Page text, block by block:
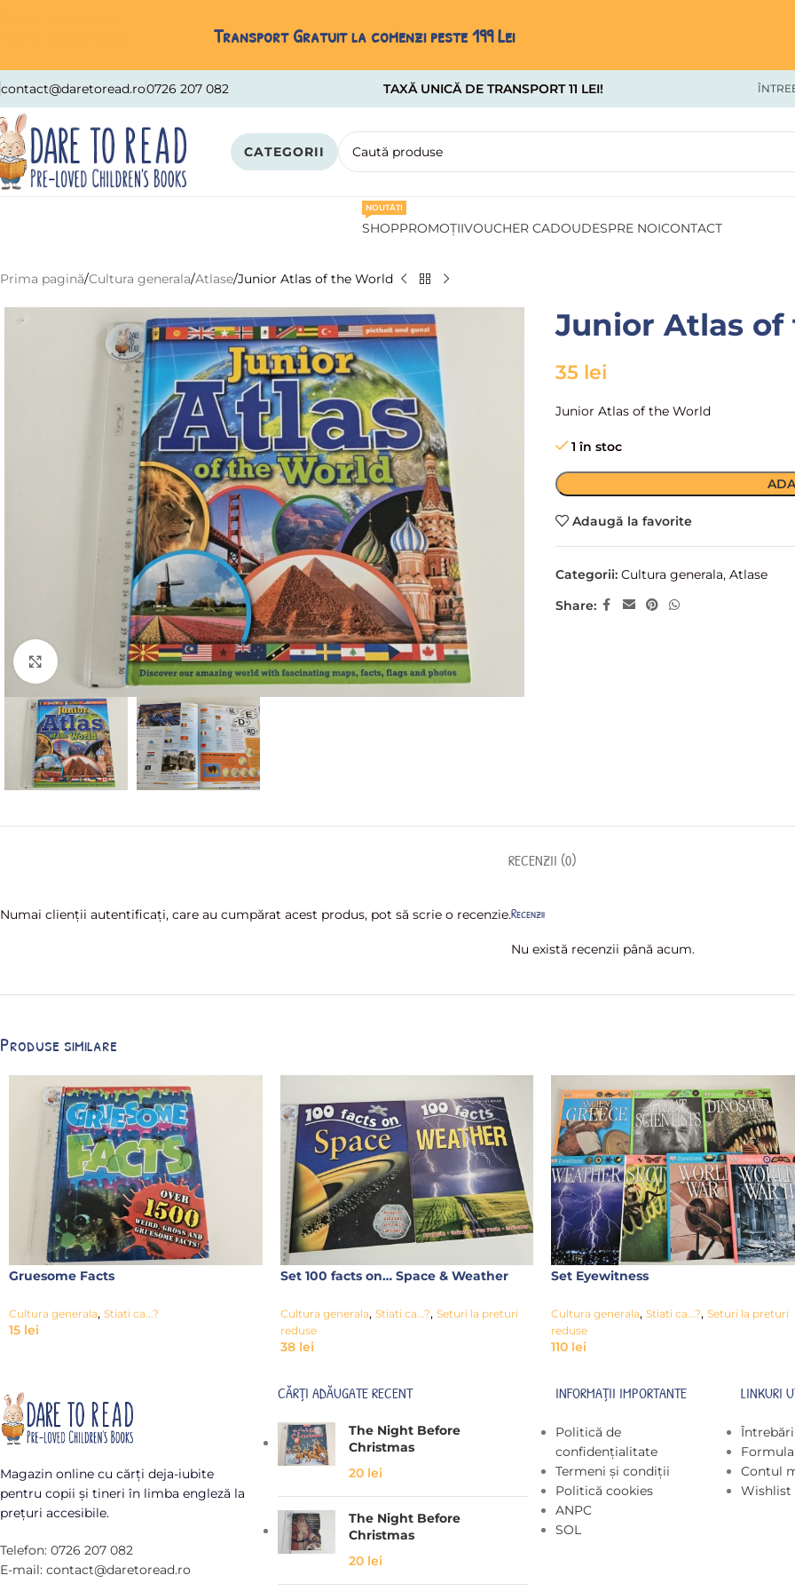
Transport Gratuit la comenzi peste 199 Lei
contact@daretoread.ro0726 207 082 TAXĂ UNICĂ DE TRANSPORT 11 LEI!
CATEGORII
SHOP
NOUTĂȚI
PROMOȚIIVOUCHER CADOUDESPRE NOICONTACT
Prima pagină Cultura generala Atlase Junior Atlas of the World
Faceți click pentru a mări
Junior Atlas of
35 lei
Junior Atlas of the World
1 în stoc
Adaugă la favorite
Categorii: Cultura generala, Atlase
Share:
RECENZII (0)
Recenzii
Nu există recenzii până acum.
Numai clienții autentificați, care au cumpărat acest produs, pot să scrie o recenzie.
Produse similare
Gruesome Facts
Cultura generala, Stiati ca...?
15 lei
Set 100 facts on… Space & Weather
Cultura generala, Stiati ca...?, Seturi la preturi
reduse
38 lei
Set Eyewitness
Cultura generala, Stiati ca...?, Seturi la preturi
reduse
110 lei
Magazin online cu cărți deja-iubite
pentru copii și tineri în limba engleză la
prețuri accesibile.
Telefon: 0726 207 082
E-mail: contact@daretoread.ro
CĂRȚI ADĂUGATE RECENT
The Night Before
Christmas
20 lei
The Night Before
Christmas
20 lei
INFORMAȚII IMPORTANTE
Politică de
confidențialitate
Termeni și condiții
Politică cookies
ANPC
SOL
LINKURI
Contul
Wishlist